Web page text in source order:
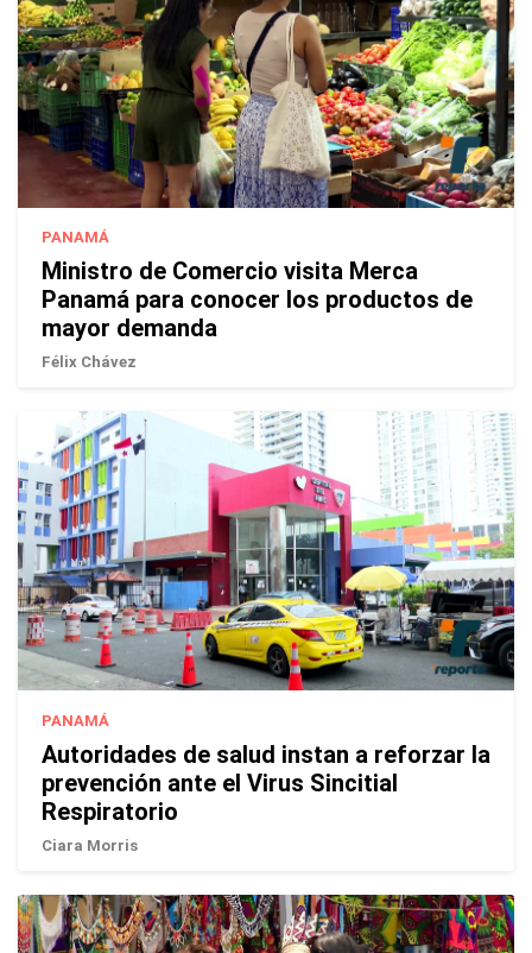
PANAMÁ
Ministro de Comercio visita Merca
Panamá para conocer los productos de
mayor demanda
Félix Chávez
PANAMÁ
Autoridades de salud instan a reforzar la
prevención ante el Virus Sincitial
Respiratorio
Ciara Morris